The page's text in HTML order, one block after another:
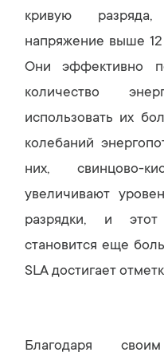
кривую
напряжение выше
Они эффективно
количество
использовать их
колебаний
них, свинцово-
увеличивают
разрядки, и этот
становится еще
SLA достигает
Благодаря